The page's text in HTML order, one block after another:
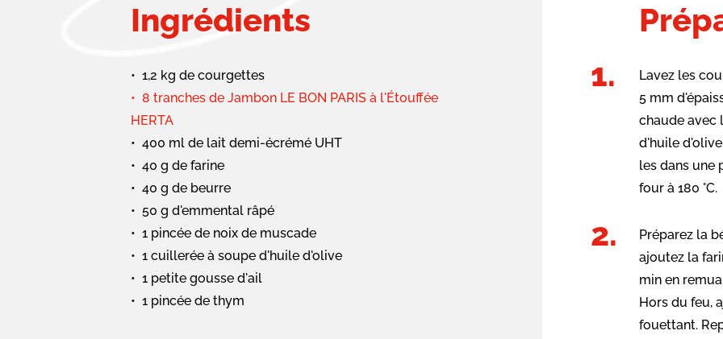
Ingrédients
1,2 kg de courgettes
8 tranches de Jambon LE BON PARIS à l'Étouffée
HERTA
400 ml de lait demi-écrémé UHT
40 g de farine
40 g de beurre
50 g d'emmental râpé
1 pincée de noix de muscade
1 cuillerée à soupe d'huile d'olive
1 petite gousse d'ail
1 pincée de thym
Lavez les
5 mm
chaude avec
d'huile
les dans une
four à 180 °C.
Préparez la
ajoutez la
min en
Hors du feu,
fouettant.